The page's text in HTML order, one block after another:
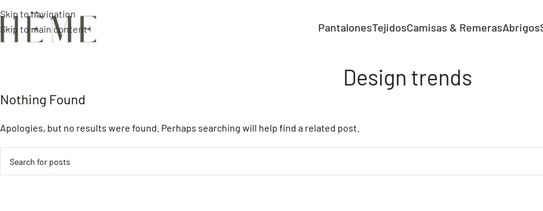
Skip to navigation
Skip to main content
PantalonesTejidosCamisas & RemerasAbrigos
Design trends
Nothing Found
Apologies, but no results were found. Perhaps searching will help find a related post.